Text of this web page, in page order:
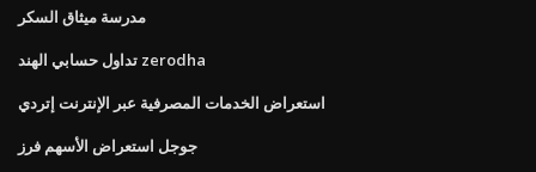
مدرسة ميثاق السكر
تداول حسابي الهند zerodha
استعراض الخدمات المصرفية عبر الإنترنت إتردي
جوجل استعراض الأسهم فرز